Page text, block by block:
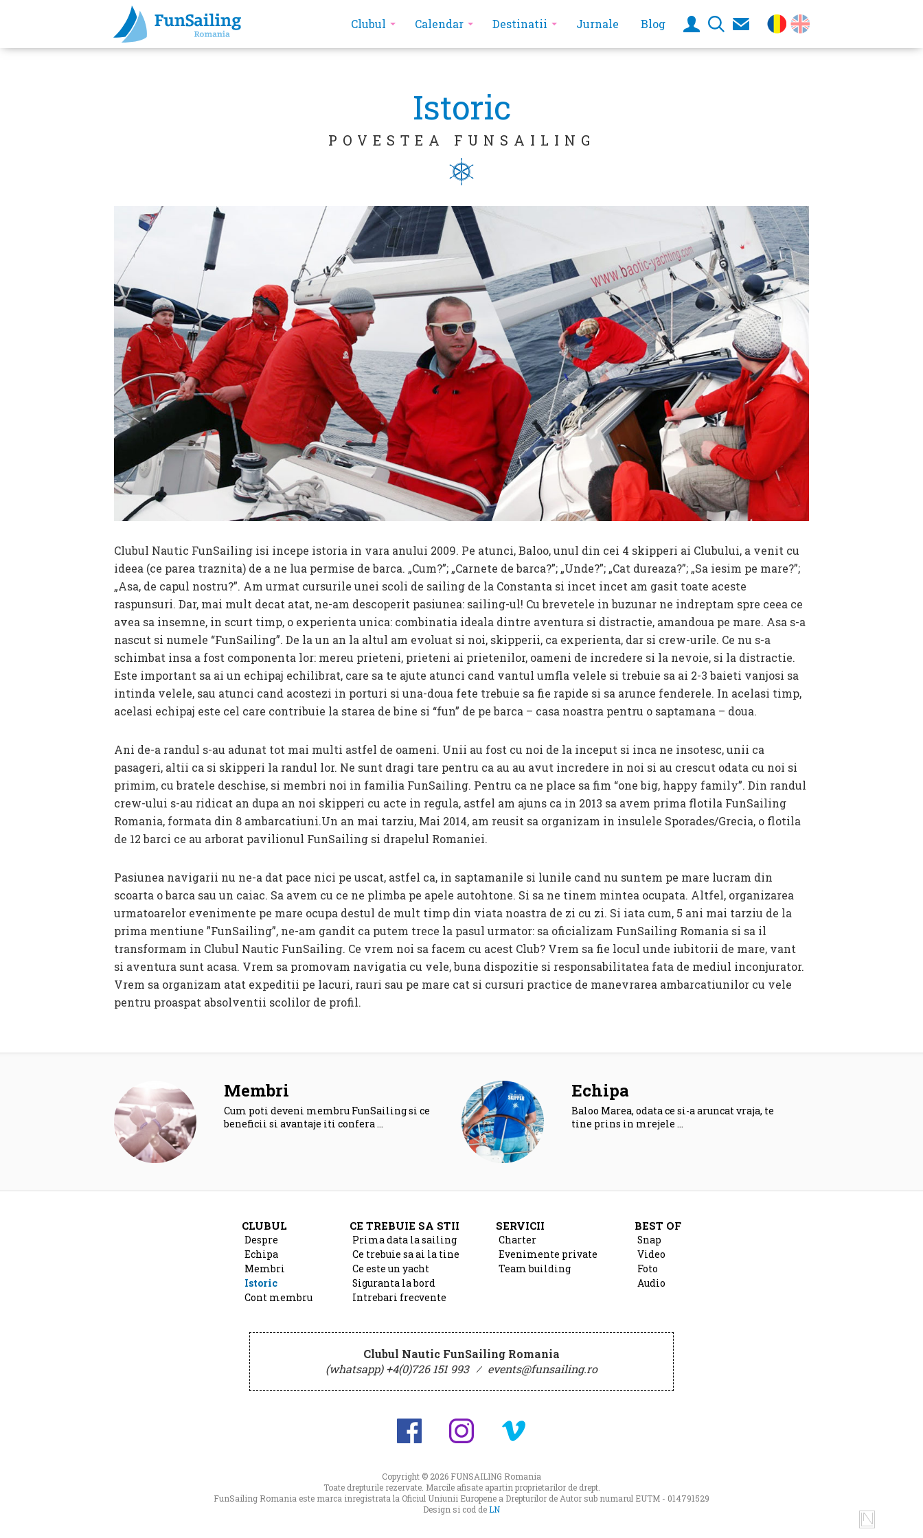
Clubul Calendar Destinatii Jurnale Blog
Istoric
POVESTEA FUNSAILING
Clubul Nautic FunSailing isi incepe istoria in vara anului 2009. Pe atunci, Baloo, unul din cei 4 skipperi ai Clubului, a venit cu
ideea (ce parea traznita) de a ne lua permise de barca. „Cum?”; „Carnete de barca?”; „Unde?”; „Cat dureaza?”; „Sa iesim pe mare?”;
„Asa, de capul nostru?”. Am urmat cursurile unei scoli de sailing de la Constanta si incet incet am gasit toate aceste
raspunsuri. Dar, mai mult decat atat, ne-am descoperit pasiunea: sailing-ul! Cu brevetele in buzunar ne indreptam spre ceea ce
avea sa insemne, in scurt timp, o experienta unica: combinatia ideala dintre aventura si distractie, amandoua pe mare. Asa s-a
nascut si numele “FunSailing”. De la un an la altul am evoluat si noi, skipperii, ca experienta, dar si crew-urile. Ce nu s-a
schimbat insa a fost componenta lor: mereu prieteni, prieteni ai prietenilor, oameni de incredere si la nevoie, si la distractie.
Este important sa ai un echipaj echilibrat, care sa te ajute atunci cand vantul umfla velele si trebuie sa ai 2-3 baieti vanjosi sa
intinda velele, sau atunci cand acostezi in porturi si una-doua fete trebuie sa fie rapide si sa arunce fenderele. In acelasi timp,
acelasi echipaj este cel care contribuie la starea de bine si “fun” de pe barca – casa noastra pentru o saptamana – doua.
Ani de-a randul s-au adunat tot mai multi astfel de oameni. Unii au fost cu noi de la inceput si inca ne insotesc, unii ca
pasageri, altii ca si skipperi la randul lor. Ne sunt dragi tare pentru ca au au avut incredere in noi si au crescut odata cu noi si
primim, cu bratele deschise, si membri noi in familia FunSailing. Pentru ca ne place sa fim “one big, happy family”. Din randul
crew-ului s-au ridicat an dupa an noi skipperi cu acte in regula, astfel am ajuns ca in 2013 sa avem prima flotila FunSailing
Romania, formata din 8 ambarcatiuni.Un an mai tarziu, Mai 2014, am reusit sa organizam in insulele Sporades/Grecia, o flotila
de 12 barci ce au arborat pavilionul FunSailing si drapelul Romaniei.
Pasiunea navigarii nu ne-a dat pace nici pe uscat, astfel ca, in saptamanile si lunile cand nu suntem pe mare lucram din
scoarta o barca sau un caiac. Sa avem cu ce ne plimba pe apele autohtone. Si sa ne tinem mintea ocupata. Altfel, organizarea
urmatoarelor evenimente pe mare ocupa destul de mult timp din viata noastra de zi cu zi. Si iata cum, 5 ani mai tarziu de la
prima mentiune ”FunSailing”, ne-am gandit ca putem trece la pasul urmator: sa oficializam FunSailing Romania si sa il
transformam in Clubul Nautic FunSailing. Ce vrem noi sa facem cu acest Club? Vrem sa fie locul unde iubitorii de mare, vant
si aventura sunt acasa. Vrem sa promovam navigatia cu vele, buna dispozitie si responsabilitatea fata de mediul inconjurator.
Vrem sa organizam atat expeditii pe lacuri, rauri sau pe mare cat si cursuri practice de manevrarea ambarcatiunilor cu vele
pentru proaspat absolventii scolilor de profil.
Membri
Cum poti deveni membru FunSailing si ce
beneficii si avantaje iti confera …
Echipa
Baloo Marea, odata ce si-a aruncat vraja, te
tine prins in mrejele …
CLUBUL
Despre
Echipa
Membri
Istoric
Cont membru
CE TREBUIE SA STII
Prima data la sailing
Ce trebuie sa ai la tine
Ce este un yacht
Siguranta la bord
Intrebari frecvente
SERVICII
Charter
Evenimente private
Team building
BEST OF
Snap
Video
Foto
Audio
Clubul Nautic FunSailing Romania
(whatsapp) +4(0)726 151 993 ⁄ events@funsailing.ro
Copyright © 2026 FUNSAILING Romania
Toate drepturile rezervate. Marcile afisate apartin proprietarilor de drept.
FunSailing Romania este marca inregistrata la Oficiul Uniunii Europene a Drepturilor de Autor sub numarul EUTM - 014791529
Design si cod deLN